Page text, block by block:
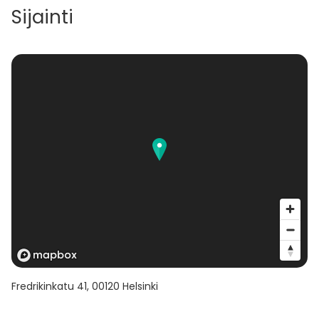
Sijainti
Fredrikinkatu 41, 00120 Helsinki